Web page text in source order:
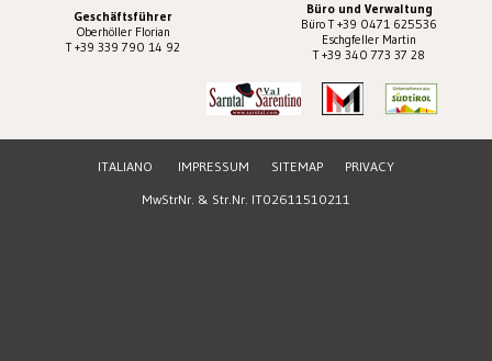
Geschäftsführer
Oberhöller Florian
T +39 339 790 14 92
Büro und Verwaltung
Büro T +39 0471 625536
Eschgfeller Martin
T +39 340 773 37 28
ITALIANO IMPRESSUM SITEMAP
PRIVACY
MwStrNr. & Str.Nr. IT02611510211